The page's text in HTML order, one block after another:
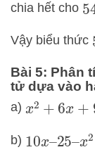
chia hết cho
Vậy biểu thức
Bài 5: Phân
tử dựa vào
a) x2 +6x+ 9
b) 10x–25–x2